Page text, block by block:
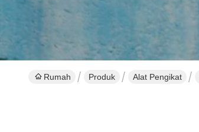
Rumah Produk Alat Pengikat